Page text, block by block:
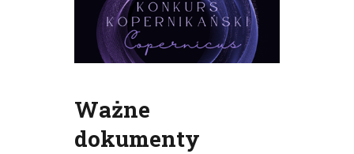
Ważne
dokumenty